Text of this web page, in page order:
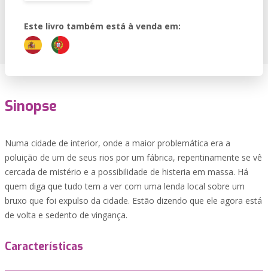
Este livro também está à venda em:
Sinopse
Numa cidade de interior, onde a maior problemática era a
poluição de um de seus rios por um fábrica, repentinamente se vê
cercada de mistério e a possibilidade de histeria em massa. Há
quem diga que tudo tem a ver com uma lenda local sobre um
bruxo que foi expulso da cidade. Estão dizendo que ele agora está
de volta e sedento de vingança.
Características